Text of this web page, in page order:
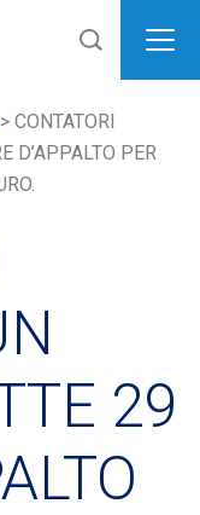
> CONTATORI
D’APPALTO PER
29